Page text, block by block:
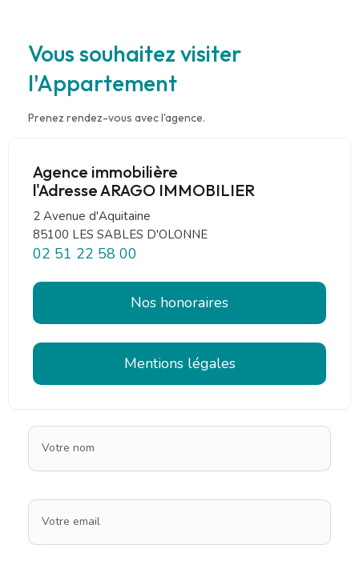
Vous souhaitez visiter
l'Appartement
Prenez rendez-vous avec l'agence.
Agence immobilière
l'Adresse ARAGO IMMOBILIER
2 Avenue d'Aquitaine
85100 LES SABLES D'OLONNE
02 51 22 58 00
Nos honoraires
Mentions légales
Votre nom
Votre email